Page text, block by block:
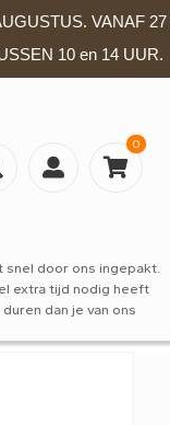
VANAF 27
10 en 14 UUR.
0
snel door ons ingepakt.
extra tijd nodig heeft
dan je van ons